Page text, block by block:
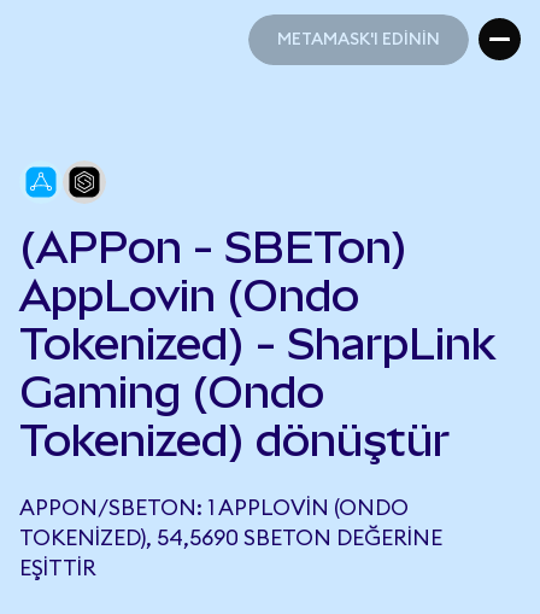
METAMASK'I EDİNİN
(APPon - SBETon)
AppLovin (Ondo
Tokenized) - SharpLink
Gaming (Ondo
Tokenized) dönüştür
APPON/SBETON: 1 APPLOVIN (ONDO
TOKENIZED), 54,5690 SBETON DEĞERINE
EŞITTIR